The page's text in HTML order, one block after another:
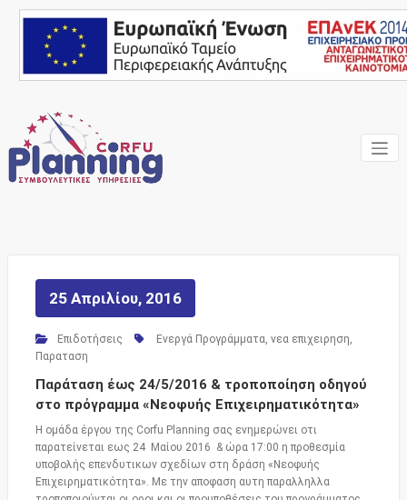
content
Ένας Σύμβουλος, δίπλα
25 Απριλίου, 2016
Επιδοτήσεις Ενεργά Προγράμματα νεα επιχειρηση
Παραταση
Παράταση έως 24/5/2016 & τροποποίηση οδηγού
στο πρόγραμμα «Νεοφυής Επιχειρηματικότητα»
Η ομάδα έργου της Corfu Planning σας ενημερώνει οτι
παρατείνεται εως 24 Μαίου 2016 & ώρα 17:00 η προθεσμία
υποβολής επενδυτικων σχεδίων στη δράση «Νεοφυής
Επιχειρηματικότητα». Με την αποφαση αυτη παραλληλλα